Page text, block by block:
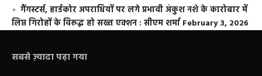
गैंगस्टर्स, हार्डकोर अपराधियों पर लगे प्रभावी अंकुश नशे के कारोबार में
लिप्त गिरोहों के विरूद्ध हो सख्त एक्शन : सीएम शर्मा February 3, 2026
सबसे ज़्यादा पढ़ा गया